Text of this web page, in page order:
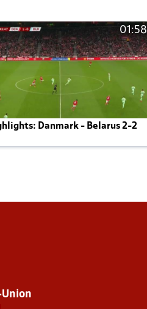
01:58
Danmark - Belarus 2-2